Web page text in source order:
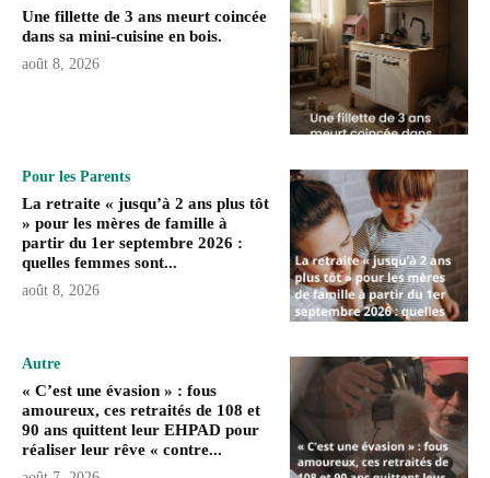
Une fillette de 3 ans meurt coincée
dans sa mini-cuisine en bois.
août 8, 2026
Pour les Parents
La retraite « jusqu’à 2 ans plus tôt
» pour les mères de famille à
partir du 1er septembre 2026 :
quelles femmes sont...
août 8, 2026
Autre
« C’est une évasion » : fous
amoureux, ces retraités de 108 et
90 ans quittent leur EHPAD pour
réaliser leur rêve « contre...